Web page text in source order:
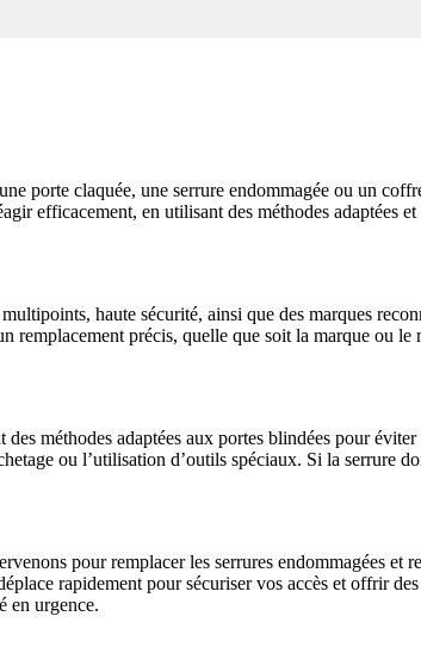
porte claquée, une serrure endommagée ou un
efficacement, en utilisant des méthodes adaptées
haute sécurité, ainsi que des marques
remplacement précis, quelle que soit la marque ou
méthodes adaptées aux portes blindées pour
ou l’utilisation d’outils spéciaux. Si la serrure
pour remplacer les serrures endommagées
rapidement pour sécuriser vos accès et offrir
en urgence.